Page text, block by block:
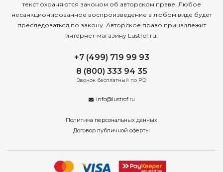
текст охраняются законом об авторском праве. Любое
несанкционированное воспроизведение в любом виде будет
преследоваться по закону. Авторское право принадлежит
интернет-магазину Lustrof.ru.
+7 (499) 719 99 93
8 (800) 333 94 35
Звонок бесплатный по РФ
info@lustrof.ru
Политика персональных данных
Договор публичной оферты